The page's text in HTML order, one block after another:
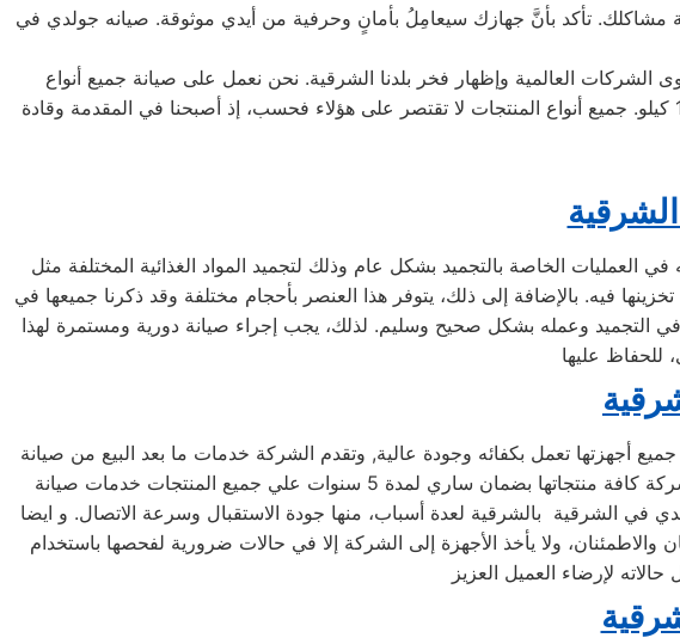
مشاكلك. تأكد بأنَّ جهازك سيعامِلُ بأمانٍ وحرفية من أيدي موثوقة. صيانه جولدي في
الشركات العالمية وإظهار فخر بلدنا الشرقية. نحن نعمل على صيانة جميع أنواع
الغسالات، بما في ذلك الأتوماتيكية والتحميل الأمامي والتحميل العلوي، بالإضافة إلى غسالات 7 كيلو و 10 كيلو و 14 كيلو. جميع أنواع المنتجات لا تقتصر على هؤلاء فحسب، إذ أصبحنا في المقدمة وقادة
الخاصة بالتجميد بشكل عام وذلك لتجميد المواد الغذائية المختلفة مثل
فيه. بالإضافة إلى ذلك، يتوفر هذا العنصر بأحجام مختلفة وقد ذكرنا جميعها في
التجميد وعمله بشكل صحيح وسليم. لذلك، يجب إجراء صيانة دورية ومستمرة لهذا
أجهزتها تعمل بكفائه وجودة عالية, وتقدم الشركة خدمات ما بعد البيع من صيانة
دورية علي كافة الاجهزة لضمان سلامة أجهزتك سواء كانت ( ثلاجة – غسالة – بوتاجاز – ديب فريزر ) وتضمن الشركة كافة منتجاتها بضمان ساري لمدة 5 سنوات علي جميع المنتجات خدمات صيانة
خدمة عملاء من جولدي في الشرقية بالشرقية لعدة أسباب، منها جودة الاستقبال وسرعة الاتصال. و ايضا
ولا يأخذ الأجهزة إلى الشركة إلا في حالات ضرورية لفحصها باستخدام